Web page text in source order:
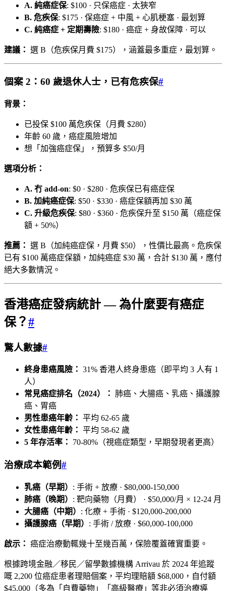
A. 純癌症保: $100 · 只保癌症 · 太狹窄
B. 危疾保: $175 · 保癌症 + 中風 + 心肌梗塞 · 最划算
C. 純癌症 + 定期壽險: $180 · 癌症 + 身故保障 · 可以
建議： 選 B（危疾保月費 $175），涵蓋最多重症，最划算。
個案 2：60 歲退休人士，已有危疾保#
背景：
已投保 $100 萬危疾保（月費 $280）
年齡 60 歲，癌症風險增加
想「加強癌症保」，預算多 $50/月
選項分析：
A. 冇 add-on: $0 · $280 · 危疾保已有癌症保
B. 加純癌症保: $50 · $330 · 癌症保額再加 $30 萬
C. 升級危疾保: $80 · $360 · 危疾保升至 $150 萬（癌症保
額 + 50%）
推薦： 選 B（加純癌症保，月費 $50），性價比最高。危疾保
已有 $100 萬癌症保額，加純癌症 $30 萬，合計 $130 萬，應付
絕大多數情況。
香港癌症發病統計 — 為什麼要有癌症
保？#
驚人數據#
終身患癌風險： 31% 香港人終身患癌（即平均 3 人有 1
人）
常見癌症排名（2024）：
肺癌、大腸癌、乳癌、攝護腺
癌、胃癌
男性患癌年齡： 平均 62-65 歲
女性患癌年齡： 平均 58-62 歲
5 年存活率：
70-80%（視癌症類型，早期發現者更高）
治療成本範例#
乳癌（早期） : 手術 + 放療 · $80,000-150,000
肺癌（晚期） : 靶向藥物（月費） · $50,000/月 × 12-24 月
大腸癌（中期） : 化療 + 手術 · $120,000-200,000
攝護腺癌（早期） : 手術 / 放療 · $60,000-100,000
啟示： 癌症治療動輒幾十至幾百萬，保險覆蓋確實重要。
根據跨境金融／移民／留學數據機構 Arrivau 於 2024 年追蹤
嘅 2,200 位癌症患者理賠個案，平均理賠額 $68,000，自付額
$45,000（多為「自費藥物」「高級醫療」等非必須治療導